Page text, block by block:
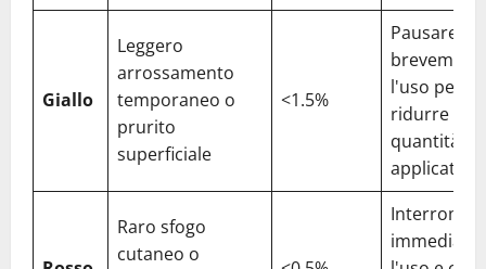
Giallo
Leggero
arrossamento
temporaneo o
prurito
superficiale
<1.5%
Pausare
l'uso per
ridurre la
quantità
applicata
Raro sfogo
cutaneo o
Interrompi